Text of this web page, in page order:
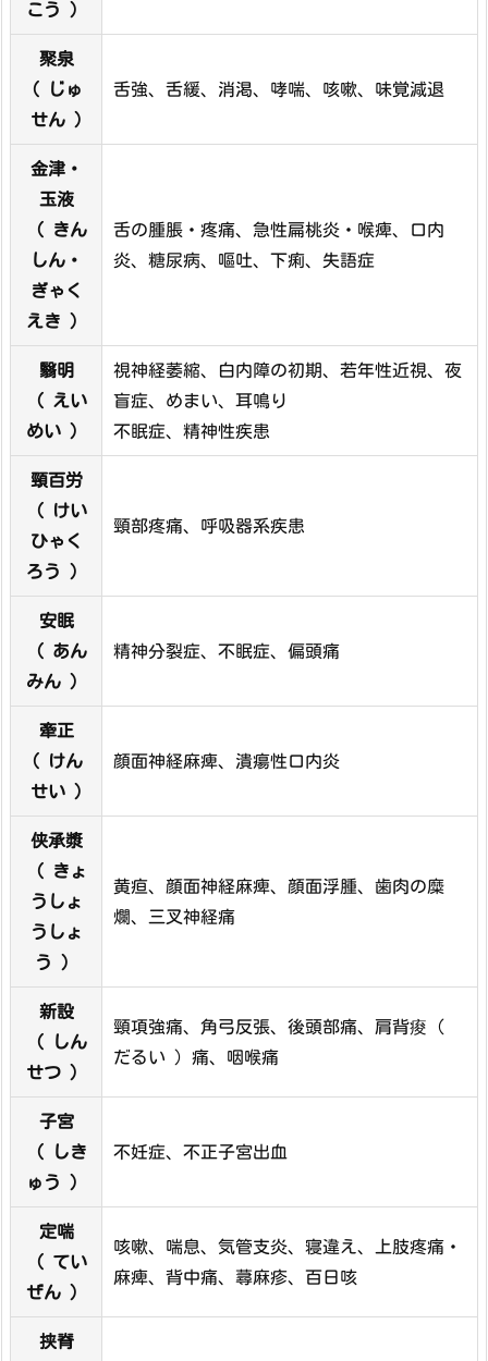
こう ）
聚泉
( じゅ
せん )
舌強、舌緩、消渇、哮喘、咳嗽、味覚減退
金津・
玉液
（ きん
しん・
ぎゃく
えき ）
舌の腫脹・疼痛、急性扁桃炎・喉痺、口内
炎、糖尿病、嘔吐、下痢、失語症
翳明
（ えい
めい ）
視神経萎縮、白内障の初期、若年性近視、夜
盲症、めまい、耳鳴り
不眠症、精神性疾患
頸百労
（ けい
ひゃく
ろう ）
頸部疼痛、呼吸器系疾患
安眠
（ あん
みん ）
精神分裂症、不眠症、偏頭痛
牽正
( けん
せい )
顔面神経麻痺、潰瘍性口内炎
侠承漿
（ きょ
うしょ
うしょ
う ）
黄疸、顔面神経麻痺、顔面浮腫、歯肉の糜
爛、三叉神経痛
新設
（ しん
せつ ）
頸項強痛、角弓反張、後頭部痛、肩背痠（
だるい ）痛、咽喉痛
子宮
（ しき
ゅう ）
不妊症、不正子宮出血
定喘
（ てい
ぜん ）
咳嗽、喘息、気管支炎、寝違え、上肢疼痛・
麻痺、背中痛、蕁麻疹、百日咳
挟脊